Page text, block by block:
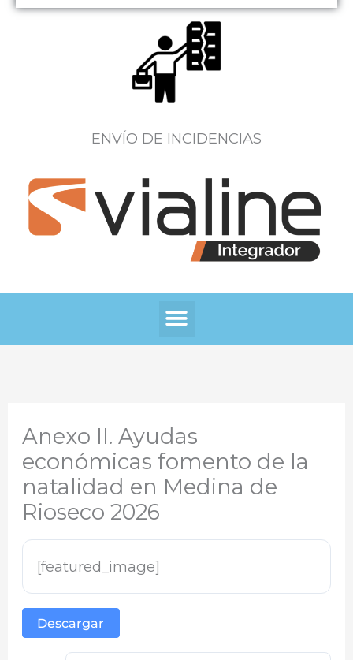
ENVÍO DE INCIDENCIAS
Menú
Anexo II. Ayudas
económicas fomento de la
natalidad en Medina de
Rioseco 2026
[featured_image]
Descargar